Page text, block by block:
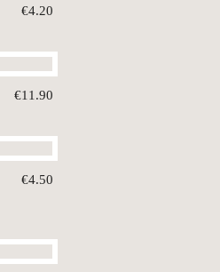
€4.20
€11.90
€4.50